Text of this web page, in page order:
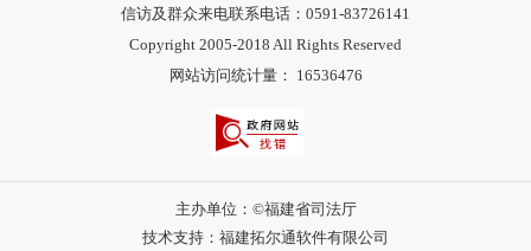
信访及群众来电联系电话：0591-83726141
Copyright 2005-2018 All Rights Reserved
网站访问统计量： 16536476
主办单位：©福建省司法厅
技术支持：福建拓尔通软件有限公司